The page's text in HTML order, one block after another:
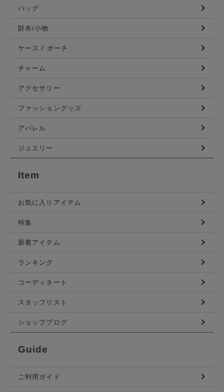
バッグ
財布/小物
ケース / ポーチ
チャーム
アクセサリー
ファッショングッズ
アパレル
ジュエリー
Item
お気に入りアイテム
特集
新着アイテム
ランキング
コーディネート
スタッフリスト
ショップブログ
Guide
ご利用ガイド